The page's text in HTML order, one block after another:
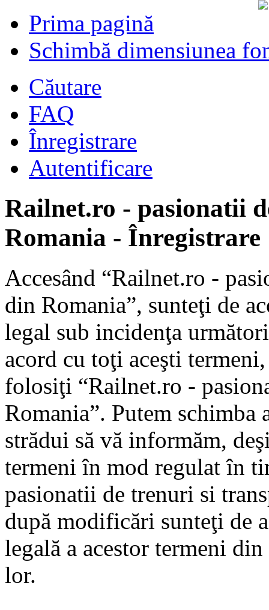
Prima pagină
Schimbă dimensiunea
Căutare
FAQ
Înregistrare
Autentificare
Railnet.ro - pasionatii
Romania - Înregistrare
Accesând “Railnet.ro -
din Romania”, sunteţi de
legal sub incidenţa
acord cu toţi aceşti
folosiţi “Railnet.ro -
Romania”. Putem
strădui să vă informăm,
termeni în mod regulat în
pasionatii de trenuri si
după modificări sunteţi de
legală a acestor termeni
lor.